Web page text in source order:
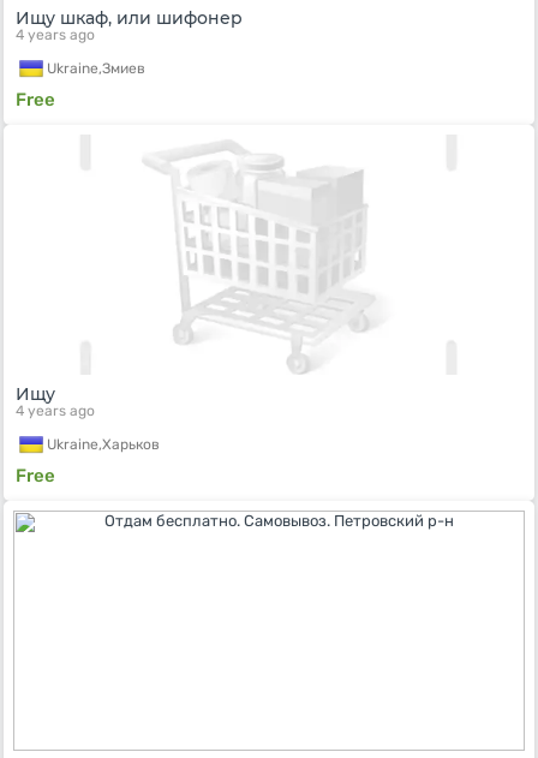
Ищу шкаф, или шифонер
4 years ago
Ukraine,Змиев
Free
Ищу
4 years ago
Ukraine,Харьков
Free